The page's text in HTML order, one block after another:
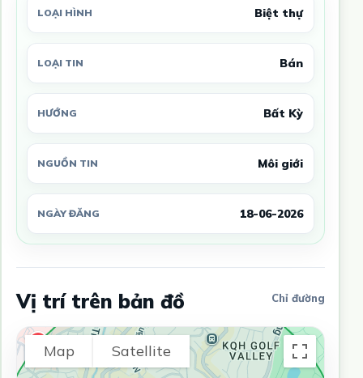
LOẠI HÌNH Biệt thự
LOẠI TIN Bán
HƯỚNG Bất Kỳ
NGUỒN TIN Môi giới
NGÀY ĐĂNG 18-06-2026
Vị trí trên bản đồ Chỉ đường
Map Satellite